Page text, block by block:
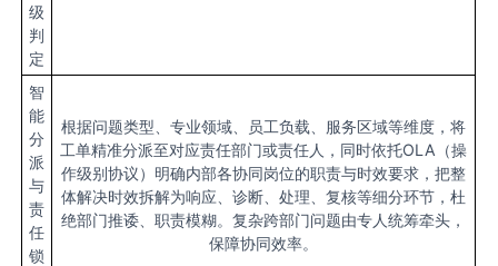
级
判
定
智
能
分
派
与
责
任
锁
根据问题类型、专业领域、员工负载、服务区域等维度，将
工单精准分派至对应责任部门或责任人，同时依托OLA（操
作级别协议）明确内部各协同岗位的职责与时效要求，把整
体解决时效拆解为响应、诊断、处理、复核等细分环节，杜
绝部门推诿、职责模糊。复杂跨部门问题由专人统筹牵头，
保障协同效率。